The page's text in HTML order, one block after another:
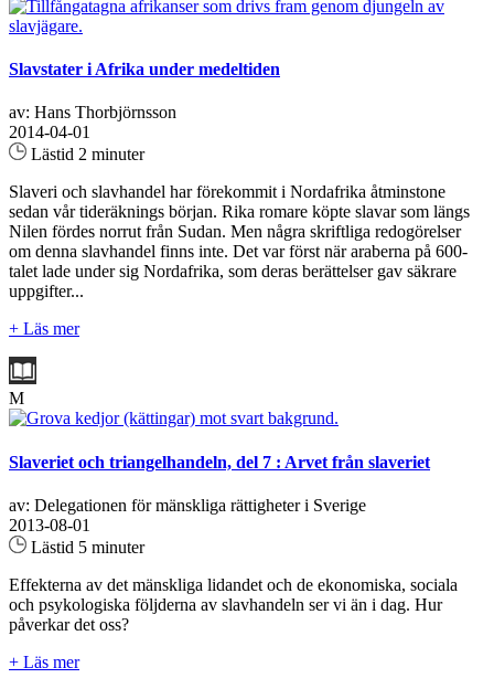
Slavstater i Afrika under medeltiden
av: Hans Thorbjörnsson
2014-04-01
Lästid 2 minuter
Slaveri och slavhandel har förekommit i Nordafrika åtminstone
sedan vår tideräknings början. Rika romare köpte slavar som längs
Nilen fördes norrut från Sudan. Men några skriftliga redogörelser
om denna slavhandel finns inte. Det var först när araberna på 600-
talet lade under sig Nordafrika, som deras berättelser gav säkrare
uppgifter...
+ Läs mer
M
Slaveriet och triangelhandeln, del 7 : Arvet från slaveriet
av: Delegationen för mänskliga rättigheter i Sverige
2013-08-01
Lästid 5 minuter
Effekterna av det mänskliga lidandet och de ekonomiska, sociala
och psykologiska följderna av slavhandeln ser vi än i dag. Hur
påverkar det oss?
+ Läs mer